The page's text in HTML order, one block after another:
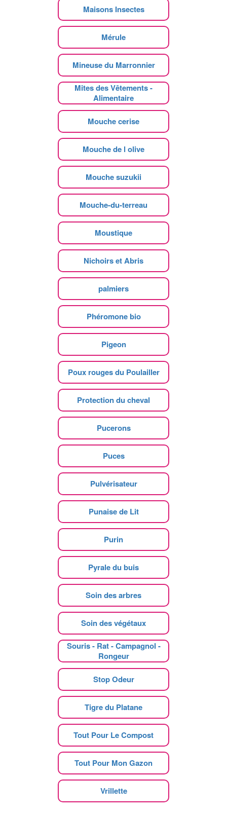
Maisons Insectes
Mérule
Mineuse du Marronnier
Mites des Vêtements -
Alimentaire
Mouche cerise
Mouche de l olive
Mouche suzukii
Mouche-du-terreau
Moustique
Nichoirs et Abris
palmiers
Phéromone bio
Pigeon
Poux rouges du Poulailler
Protection du cheval
Pucerons
Puces
Pulvérisateur
Punaise de Lit
Purin
Pyrale du buis
Soin des arbres
Soin des végétaux
Souris - Rat - Campagnol -
Rongeur
Stop Odeur
Tigre du Platane
Tout Pour Le Compost
Tout Pour Mon Gazon
Vrillette